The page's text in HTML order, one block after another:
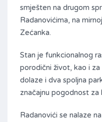
smješten na drugom
Radanovićima, na
Zećanka.
Stan je funkcionalnog
porodični život, kao i
dolaze i dva spoljna
značajnu pogodnost za
Radanovići se nalaze